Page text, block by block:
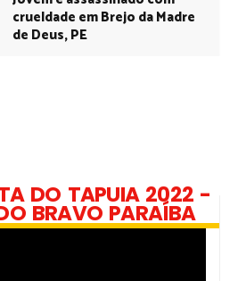
crueldade em Brejo da Madre
de Deus, PE
DO TAPUIA 2022 -
BRAVO PARAÍBA